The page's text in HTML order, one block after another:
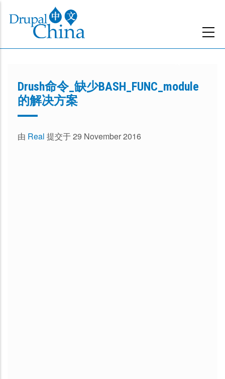
主
Drush命令_缺少BASH_FUNC_module
的解决方案
由 Real 提交于 29 November 2016